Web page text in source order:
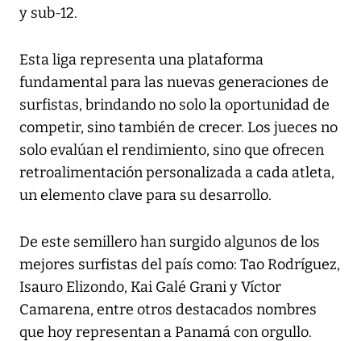
y sub-12.
Esta liga representa una plataforma
fundamental para las nuevas generaciones de
surfistas, brindando no solo la oportunidad de
competir, sino también de crecer. Los jueces no
solo evalúan el rendimiento, sino que ofrecen
retroalimentación personalizada a cada atleta,
un elemento clave para su desarrollo.
De este semillero han surgido algunos de los
mejores surfistas del país como: Tao Rodríguez,
Isauro Elizondo, Kai Galé Grani y Víctor
Camarena, entre otros destacados nombres
que hoy representan a Panamá con orgullo.